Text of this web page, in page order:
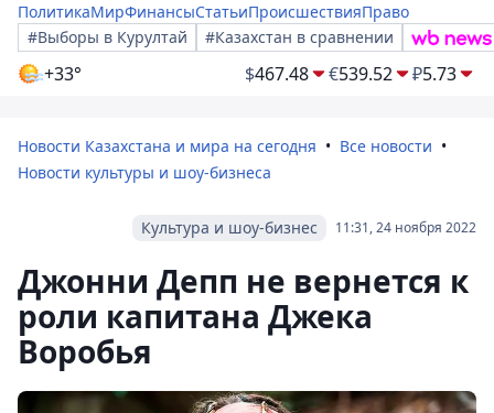
ПолитикаМирФинансыСтатьиПроисшествияПраво
#Выборы в Курултай
#Казахстан в сравнении
+33° $467.48 €539.52 ₽5.73
Новости Казахстана и мира на сегодня
Все новости
Новости культуры и шоу-бизнеса
11:31, 24 ноября 2022
Культура и шоу-бизнес
Джонни Депп не вернется к
роли капитана Джека
Воробья